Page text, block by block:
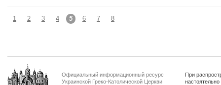
1 2 3 4 5 6 7 8
Официальный информационный ресурс
Украинской Греко-Католической Церкви
При